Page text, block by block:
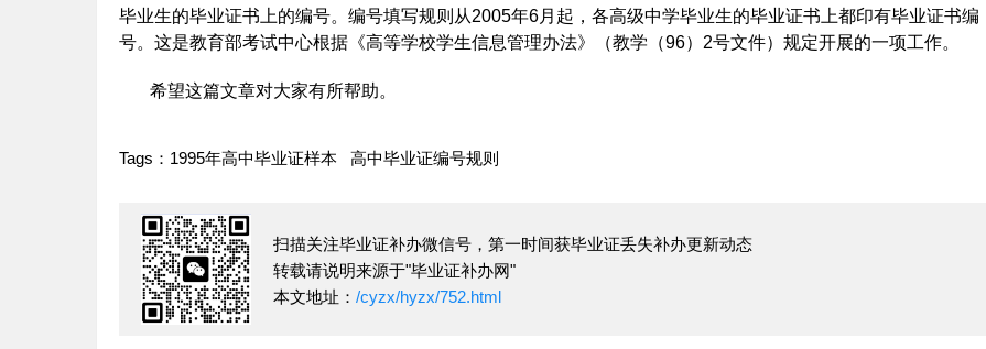
毕业生的毕业证书上的编号。编号填写规则从2005年6月起，各高级中学毕业生的毕业证书上都印有毕业证书编
号。这是教育部考试中心根据《高等学校学生信息管理办法》（教学（96）2号文件）规定开展的一项工作。
希望这篇文章对大家有所帮助。
Tags： 1995年高中毕业证样本 高中毕业证编号规则
扫描关注毕业证补办微信号，第一时间获毕业证丢失补办更新动态
转载请说明来源于"毕业证补办网"
本文地址： /cyzx/hyzx/752.html